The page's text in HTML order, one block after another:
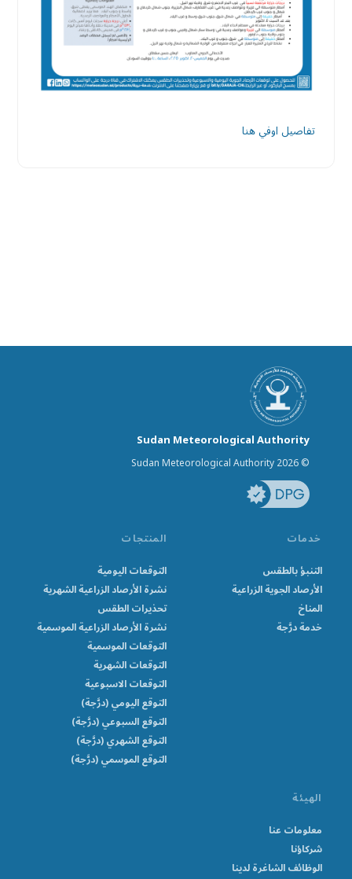
تفاصيل اوفي هنا
Sudan Meteorological Authority
© Sudan Meteorological Authority 2026
خدمات
التنبؤ بالطقس
الأرصاد الجوية الزراعية
المناخ
خدمة درَّجة
المنتجات
التوقعات اليومية
نشرة الأرصاد الزراعية الشهرية
تحذيرات الطقس
نشرة الأرصاد الزراعية الموسمية
التوقعات الموسمية
التوقعات الشهرية
التوقعات الاسبوعية
التوقع اليومي (درَّجة)
التوقع السبوعي (درَّجة)
التوقع الشهري (درَّجة)
التوقع الموسمي (درَّجة)
الهيئة
معلومات عنا
شركاؤنا
الوظائف الشاغرة لدينا